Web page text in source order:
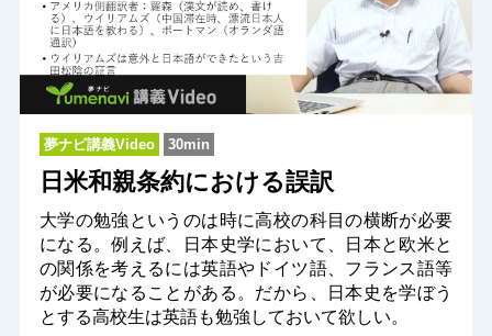
夢ナビ講義Video 30min
日米和親条約における誤訳
大学の勉強というのは時に高校の科目の横断が必要
になる。例えば、日本史学において、日本と欧米と
の関係を考えるには英語やドイツ語、フランス語等
が必要になることがある。だから、日本史を学ぼう
とする高校生は英語も勉強しておいて欲しい。